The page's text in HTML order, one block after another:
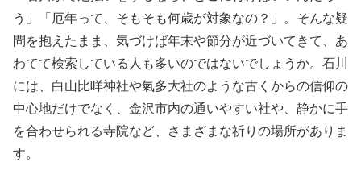
う」「厄年って、そもそも何歳が対象なの？」。そんな疑
問を抱えたまま、気づけば年末や節分が近づいてきて、あ
わてて検索している人も多いのではないでしょうか。石川
には、白山比咩神社や氣多大社のような古くからの信仰の
中心地だけでなく、金沢市内の通いやすい社や、静かに手
を合わせられる寺院など、さまざまな祈りの場所がありま
す。